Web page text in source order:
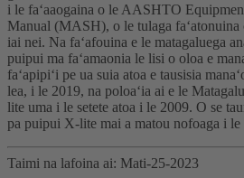
i le faʻaaogaina o le AASHTO
Manual (MASH), o le tulaga faʻatonuina
iai nei. Na faʻafouina e le matagaluega
puipui ma faʻamaonia le lisi o oloa e
faʻapipiʻi pe ua suia atoa e tausisia
lea, i le 2019, na poloaʻia ai e le
lite uma i le setete atoa i le 2009. O se
pa puipui X-lite mai a matou nofoaga i le
Taimi na lafoina ai: Mati-25-2023